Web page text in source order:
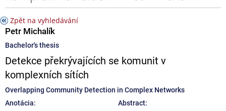
Zpět na vyhledávání
Petr Michalík
Bachelor's thesis
Detekce překrývajících se komunit v
komplexních sítích
Overlapping Community Detection in Complex Networks
Anotácia:
Abstract: